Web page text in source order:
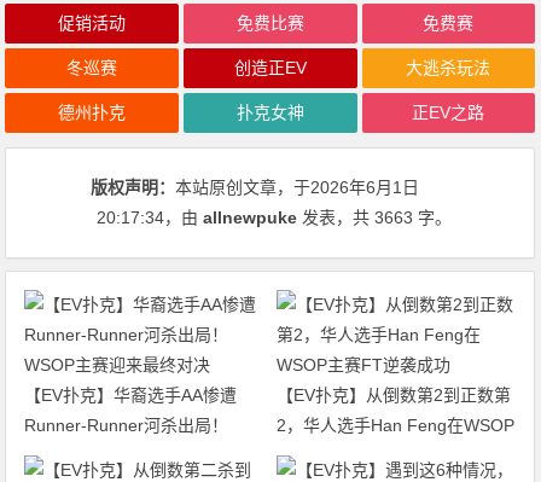
促销活动 免费比赛 免费赛
冬巡赛 创造正EV 大逃杀玩法
德州扑克 扑克女神 正EV之路
版权声明：本站原创文章，于2026年6月1日
20:17:34，由allnewpuke 发表，共 3663 字。
【EV扑克】华裔选手AA惨遭
Runner-Runner河杀出局！
WSOP主赛迎来最终对决
【EV扑克】从倒数第2到正数第
2，华人选手Han Feng在WSOP
主赛FT逆袭成功